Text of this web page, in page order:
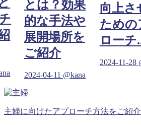
は？効果
な手法や
開場所を
紹介
04-11 @kana
向上させる
ためのアプ
ローチ...
2024-11-28 @kana
主婦に向けたアプローチ方法をご紹介